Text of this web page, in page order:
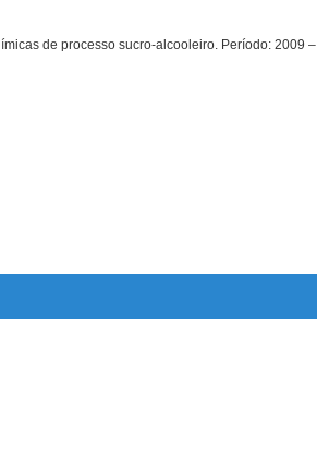
de processo sucro-alcooleiro. Período: 2009 –